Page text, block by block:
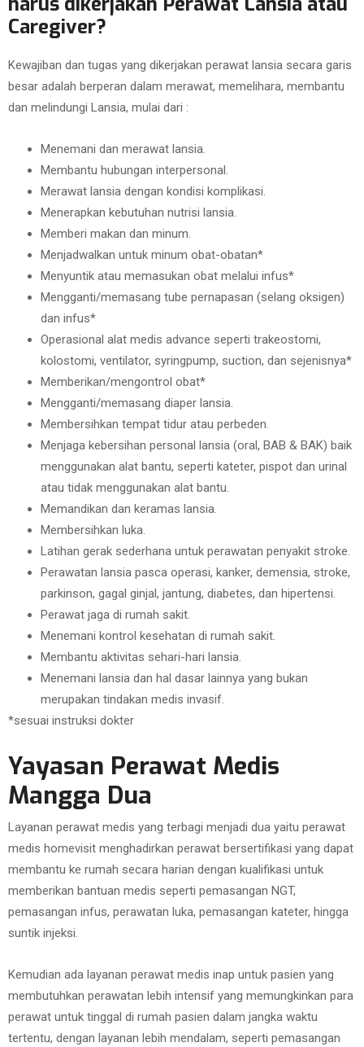
Caregiver?
Kewajiban dan tugas yang dikerjakan perawat lansia secara garis
besar adalah berperan dalam merawat, memelihara, membantu
dan melindungi Lansia, mulai dari :
Menemani dan merawat lansia.
Membantu hubungan interpersonal.
Merawat lansia dengan kondisi komplikasi.
Menerapkan kebutuhan nutrisi lansia.
Memberi makan dan minum.
Menjadwalkan untuk minum obat-obatan*
Menyuntik atau memasukan obat melalui infus*
Mengganti/memasang tube pernapasan (selang oksigen)
dan infus*
Operasional alat medis advance seperti trakeostomi,
kolostomi, ventilator, syringpump, suction, dan sejenisnya*
Memberikan/mengontrol obat*
Mengganti/memasang diaper lansia.
Membersihkan tempat tidur atau perbeden.
Menjaga kebersihan personal lansia (oral, BAB & BAK) baik
menggunakan alat bantu, seperti kateter, pispot dan urinal
atau tidak menggunakan alat bantu.
Memandikan dan keramas lansia.
Membersihkan luka.
Latihan gerak sederhana untuk perawatan penyakit stroke.
Perawatan lansia pasca operasi, kanker, demensia, stroke,
parkinson, gagal ginjal, jantung, diabetes, dan hipertensi.
Perawat jaga di rumah sakit.
Menemani kontrol kesehatan di rumah sakit.
Membantu aktivitas sehari-hari lansia.
Menemani lansia dan hal dasar lainnya yang bukan
merupakan tindakan medis invasif.
*sesuai instruksi dokter
Yayasan Perawat Medis
Mangga Dua
Layanan perawat medis yang terbagi menjadi dua yaitu perawat
medis homevisit menghadirkan perawat bersertifikasi yang dapat
membantu ke rumah secara harian dengan kualifikasi untuk
memberikan bantuan medis seperti pemasangan NGT,
pemasangan infus, perawatan luka, pemasangan kateter, hingga
suntik injeksi.
Kemudian ada layanan perawat medis inap untuk pasien yang
membutuhkan perawatan lebih intensif yang memungkinkan para
perawat untuk tinggal di rumah pasien dalam jangka waktu
tertentu, dengan layanan lebih mendalam, seperti pemasangan